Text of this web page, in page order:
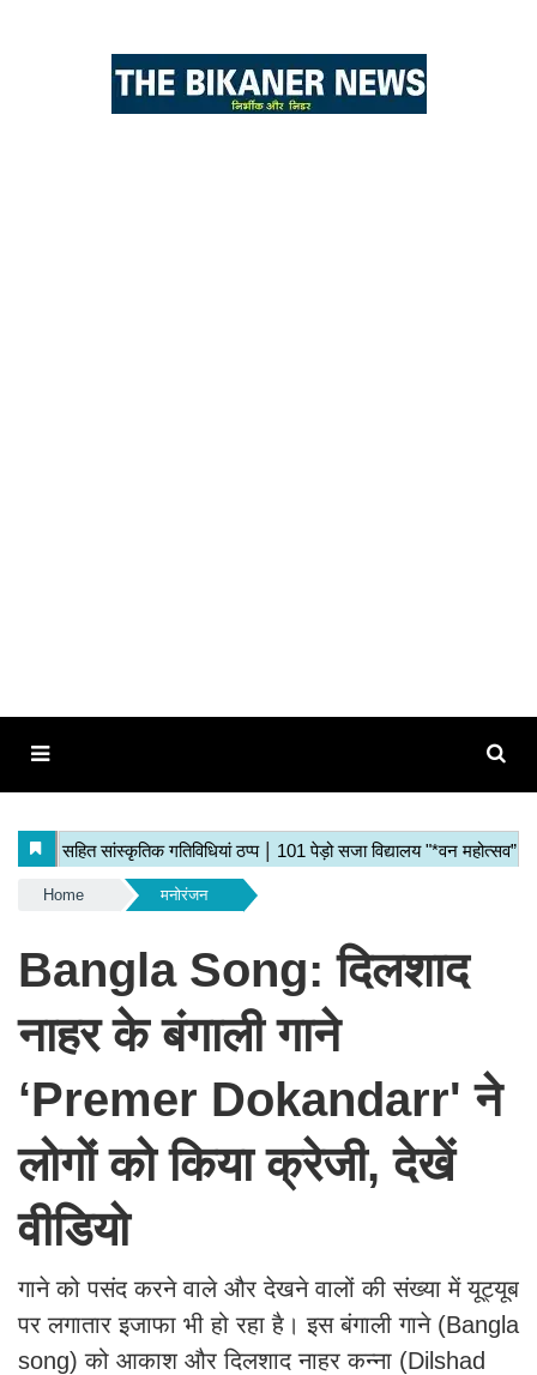
Home मनोरंजन
Bangla Song: दिलशाद
नाहर के बंगाली गाने
‘Premer Dokandarr' ने
लोगों को किया क्रेजी, देखें
वीडियो
गाने को पसंद करने वाले और देखने वालों की संख्या में यूट्यूब
पर लगातार इजाफा भी हो रहा है। इस बंगाली गाने (Bangla
song) को आकाश और दिलशाद नाहर कन्ना (Dilshad